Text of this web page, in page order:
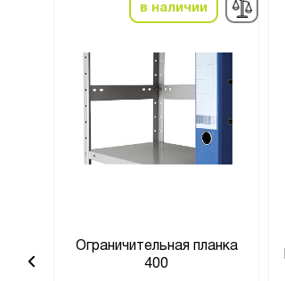
в наличии
Ограничительная планка
400